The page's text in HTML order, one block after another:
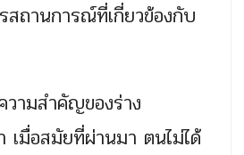
สถานการณ์ที่เกี่ยวข้องกับ
ามสำคัญของร่าง
เมื่อสมัยที่ผ่านมา ตนไม่ได้